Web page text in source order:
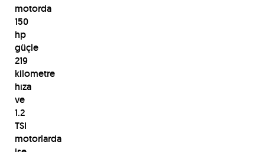
motorda
150
hp
güçle
219
kilometre
hıza
ve
1.2
TSI
motorlarda